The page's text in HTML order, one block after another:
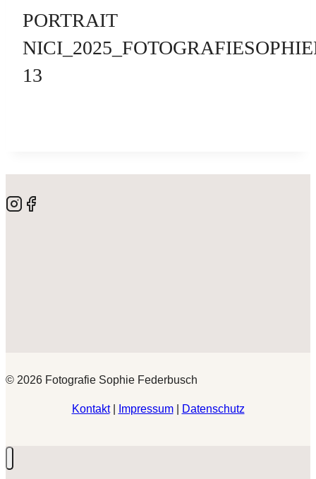
PORTRAIT
13
© 2026 Fotografie Sophie Federbusch
Kontakt| Impressum| Datenschutz